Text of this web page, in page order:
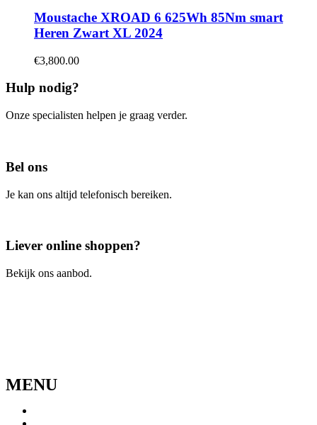
Moustache XROAD 6 625Wh 85Nm smart
Heren Zwart XL 2024
€3,800.00
Hulp nodig?
Onze specialisten helpen je graag verder.
Bel ons
Je kan ons altijd telefonisch bereiken.
Liever online shoppen?
Bekijk ons aanbod.
MENU
Menu